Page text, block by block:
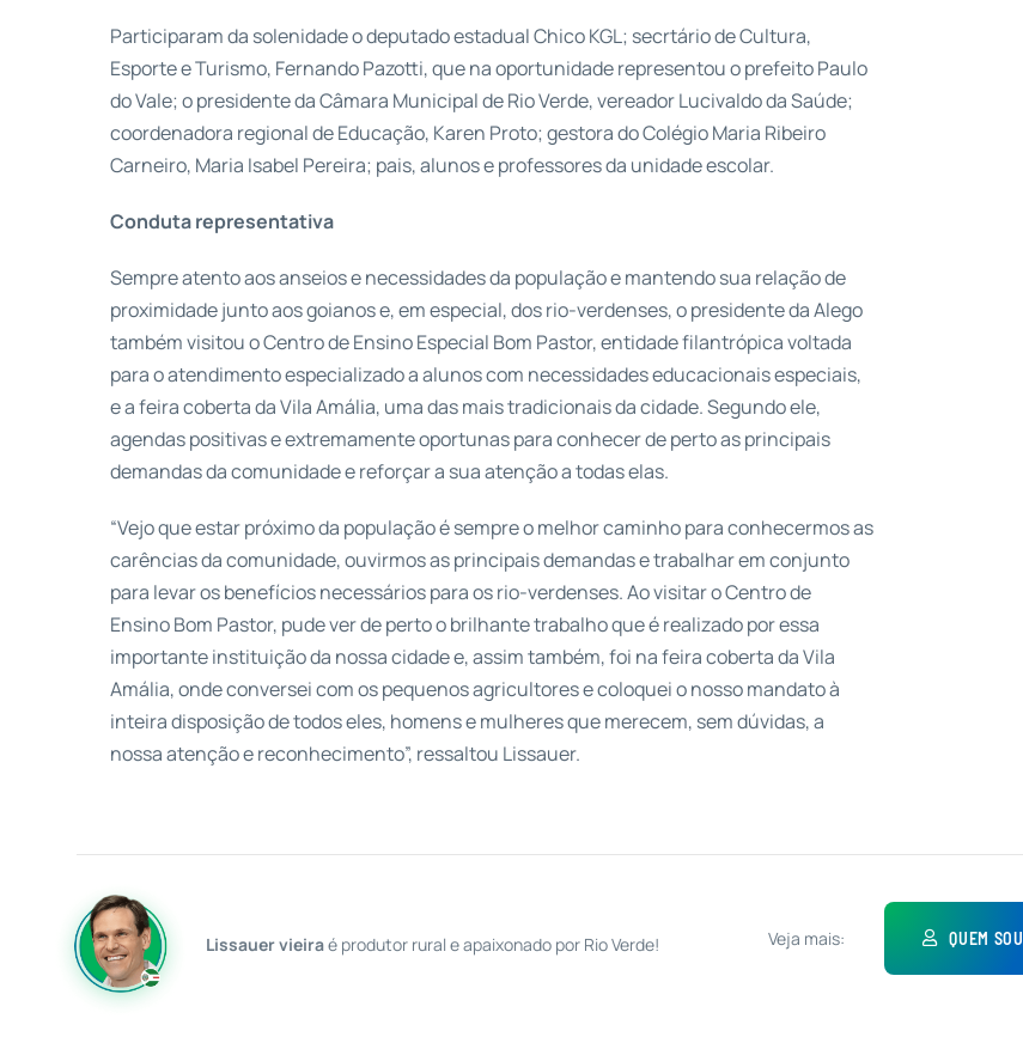
Participaram da solenidade o deputado estadual Chico KGL; secrtário de Cultura,
Esporte e Turismo, Fernando Pazotti, que na oportunidade representou o prefeito Paulo
do Vale; o presidente da Câmara Municipal de Rio Verde, vereador Lucivaldo da Saúde;
coordenadora regional de Educação, Karen Proto; gestora do Colégio Maria Ribeiro
Carneiro, Maria Isabel Pereira; pais, alunos e professores da unidade escolar.
Conduta representativa
Sempre atento aos anseios e necessidades da população e mantendo sua relação de
proximidade junto aos goianos e, em especial, dos rio-verdenses, o presidente da Alego
também visitou o Centro de Ensino Especial Bom Pastor, entidade filantrópica voltada
para o atendimento especializado a alunos com necessidades educacionais especiais,
e a feira coberta da Vila Amália, uma das mais tradicionais da cidade. Segundo ele,
agendas positivas e extremamente oportunas para conhecer de perto as principais
demandas da comunidade e reforçar a sua atenção a todas elas.
“Vejo que estar próximo da população é sempre o melhor caminho para conhecermos as
carências da comunidade, ouvirmos as principais demandas e trabalhar em conjunto
para levar os benefícios necessários para os rio-verdenses. Ao visitar o Centro de
Ensino Bom Pastor, pude ver de perto o brilhante trabalho que é realizado por essa
importante instituição da nossa cidade e, assim também, foi na feira coberta da Vila
Amália, onde conversei com os pequenos agricultores e coloquei o nosso mandato à
inteira disposição de todos eles, homens e mulheres que merecem, sem dúvidas, a
nossa atenção e reconhecimento”, ressaltou Lissauer.
Lissauer vieiraé produtor rural e apaixonado por Rio Verde! Veja mais: QUEM SOU